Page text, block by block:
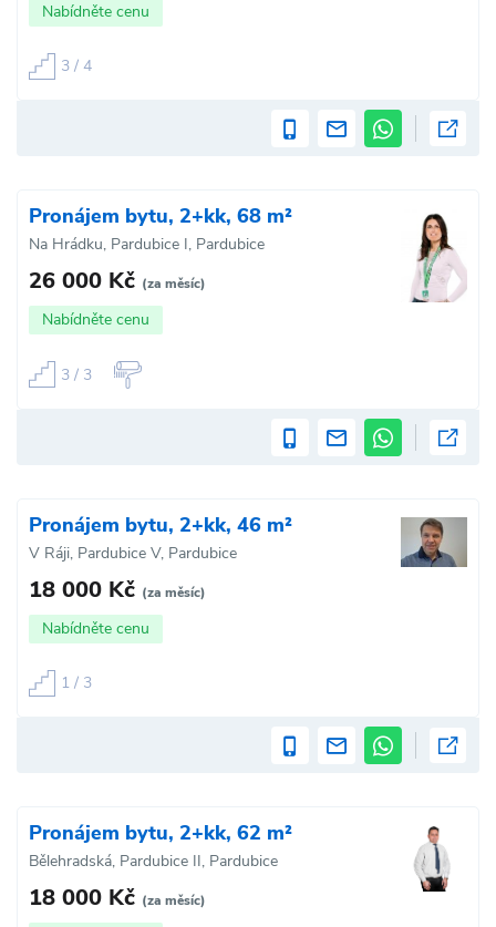
Nabídněte cenu
3 / 4
Pronájem bytu, 2+kk, 68 m²
Na Hrádku, Pardubice I, Pardubice
26 000 Kč (za měsíc)
Nabídněte cenu
3 / 3
Pronájem bytu, 2+kk, 46 m²
V Ráji, Pardubice V, Pardubice
18 000 Kč (za měsíc)
Nabídněte cenu
1 / 3
Pronájem bytu, 2+kk, 62 m²
Bělehradská, Pardubice II, Pardubice
18 000 Kč (za měsíc)